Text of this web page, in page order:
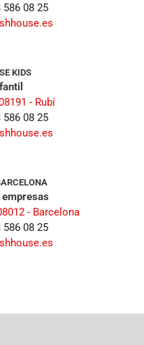
586 08 25
KIDS
- Rubí
586 08 25
- Barcelona
586 08 25